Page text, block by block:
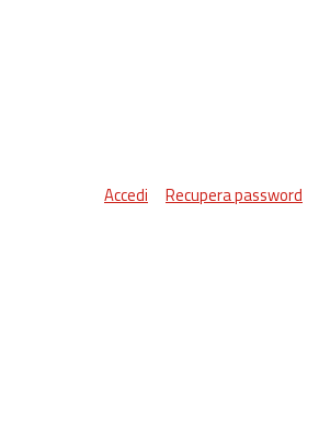
Accedi Recupera password